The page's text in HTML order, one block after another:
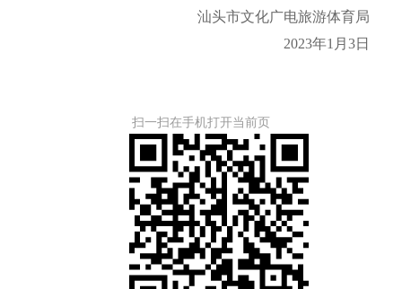
汕头市文化广电旅游体育局
2023年1月3日
扫一扫在手机打开当前页